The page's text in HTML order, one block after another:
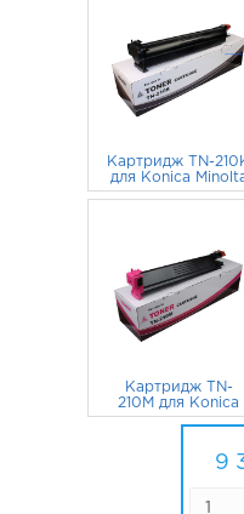
Картридж TN-
для Konica
Bizhub C250,
Картридж TN-
210M для Konica
Minolta Bizhub
C250P CET
пурпурный9